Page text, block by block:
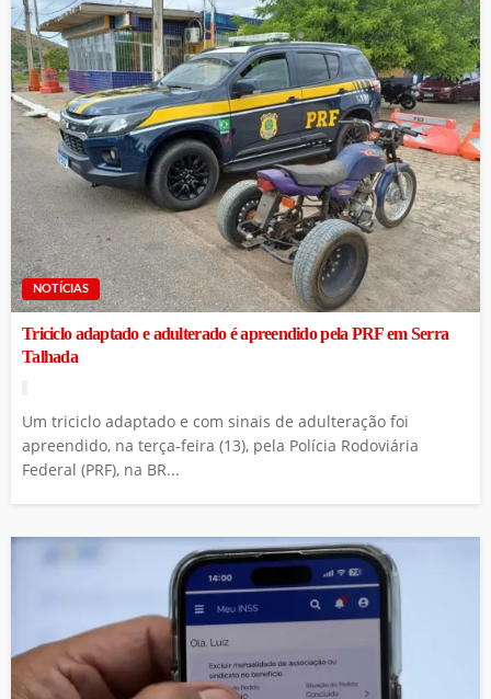
NOTÍCIAS
Triciclo adaptado e adulterado é apreendido pela PRF em Serra
Talhada
Um triciclo adaptado e com sinais de adulteração foi
apreendido, na terça-feira (13), pela Polícia Rodoviária
Federal (PRF), na BR...